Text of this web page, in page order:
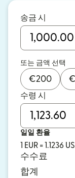
송금 시
또는 금액 선택
€200 €
수령 시
일일 환율
1 EUR = 1.1236
수수료
합계